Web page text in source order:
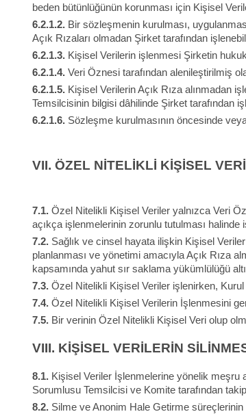
beden bütünlüğünün korunması için Kişisel
6.2.1.2. Bir sözleşmenin kurulması,
Açık Rızaları olmadan Şirket tarafından
6.2.1.3. Kişisel Verilerin işlenmesi Şirketin
6.2.1.4. Veri Öznesi tarafından alenileştirilmiş
6.2.1.5. Kişisel Verilerin Açık Rıza alınmadan
Temsilcisinin bilgisi dâhilinde Şirket tarafından
6.2.1.6. Sözleşme kurulmasının öncesinde
VII. ÖZEL NİTELİKLİ KİŞİSEL
7.1. Özel Nitelikli Kişisel Veriler yalnızca Veri
açıkça işlenmelerinin zorunlu tutulması halinde
7.2. Sağlık ve cinsel hayata ilişkin Kişisel
planlanması ve yönetimi amacıyla Açık Rıza
kapsamında yahut sır saklama yükümlülüğü
7.3. Özel Nitelikli Kişisel Veriler işlenirken, Kurul
7.4. Özel Nitelikli Kişisel Verilerin İşlenmesini
7.5. Bir verinin Özel Nitelikli Kişisel Veri olup
VIII. KİŞİSEL VERİLERİN
8.1. Kişisel Veriler İşlenmelerine yönelik meşru
Sorumlusu Temsilcisi ve Komite tarafından
8.2. Silme ve Anonim Hale Getirme